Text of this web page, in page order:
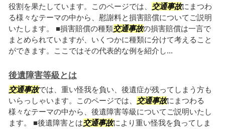
役割を果たしています。このページでは、 交通事故にまつわ
る様々なテーマの中から、慰謝料と損害賠償についてご説明
いたします。 ■損害賠償の種類交通事故の損害賠償は一言で
まとめられていますが、いくつかに種類に分けて考えること
ができます。ここではその代表的な例を紹介し...
後遺障害等級とは
交通事故では、重い怪我を負い、後遺症が残ってしまう方も
いらっしゃいます。このページでは、 交通事故にまつわる
様々なテーマの中から、後遺障害等級についてご説明いたし
ます。 ■後遺障害とは交通事故により重い怪我を負ってしま